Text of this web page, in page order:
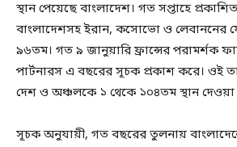
স্থান পেয়েছে বাংলাদেশ। গত সপ্তাহে
বাংলাদেশসহ ইরান, কসোভো ও লেবাননের
৯৬তম। গত ৯ জানুয়ারি ফ্রান্সের পরামর্শক
পার্টনারস এ বছরের সূচক প্রকাশ করে। ওই
দেশ ও অঞ্চলকে ১ থেকে ১০৪তম স্থান দেওয়া
সূচক অনুযায়ী, গত বছরের তুলনায়